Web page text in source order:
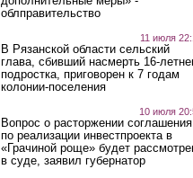
облправительство
11 июля
В Рязанской области сельский
глава, сбивший насмерть 16-
подростка, приговорен к 7 годам
колонии-поселения
10 июля
Вопрос о расторжении соглашения
по реализации инвестпроекта в
«Грачиной роще» будет
в суде, заявил губернатор